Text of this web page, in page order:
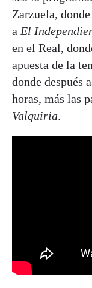
Zarzuela,
a El
en el Real,
apuesta de la
donde después
horas, más las
Valquiria.